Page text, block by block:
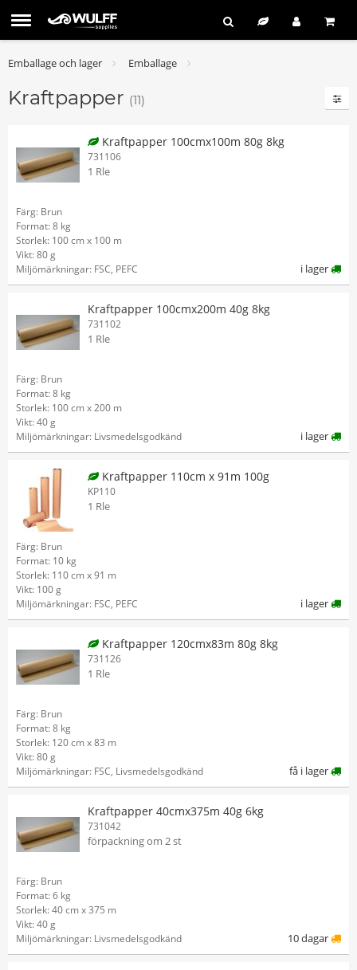
Emballage och lager Emballage
Kraftpapper (11)
Kraftpapper 100cmx100m 80g 8kg
731106
1 Rle
Färg: Brun
Format: 8 kg
Storlek: 100 cm x 100 m
Vikt: 80 g
Miljömärkningar: FSC, PEFC
i lager
Kraftpapper 100cmx200m 40g 8kg
731102
1 Rle
Färg: Brun
Format: 8 kg
Storlek: 100 cm x 200 m
Vikt: 40 g
Miljömärkningar: Livsmedelsgodkänd
i lager
Kraftpapper 110cm x 91m 100g
KP110
1 Rle
Färg: Brun
Format: 10 kg
Storlek: 110 cm x 91 m
Vikt: 100 g
Miljömärkningar: FSC, PEFC
i lager
Kraftpapper 120cmx83m 80g 8kg
731126
1 Rle
Färg: Brun
Format: 8 kg
Storlek: 120 cm x 83 m
Vikt: 80 g
Miljömärkningar: FSC, Livsmedelsgodkänd
få i lager
Kraftpapper 40cmx375m 40g 6kg
731042
förpackning om 2 st
Färg: Brun
Format: 6 kg
Storlek: 40 cm x 375 m
Vikt: 40 g
Miljömärkningar: Livsmedelsgodkänd
10 dagar